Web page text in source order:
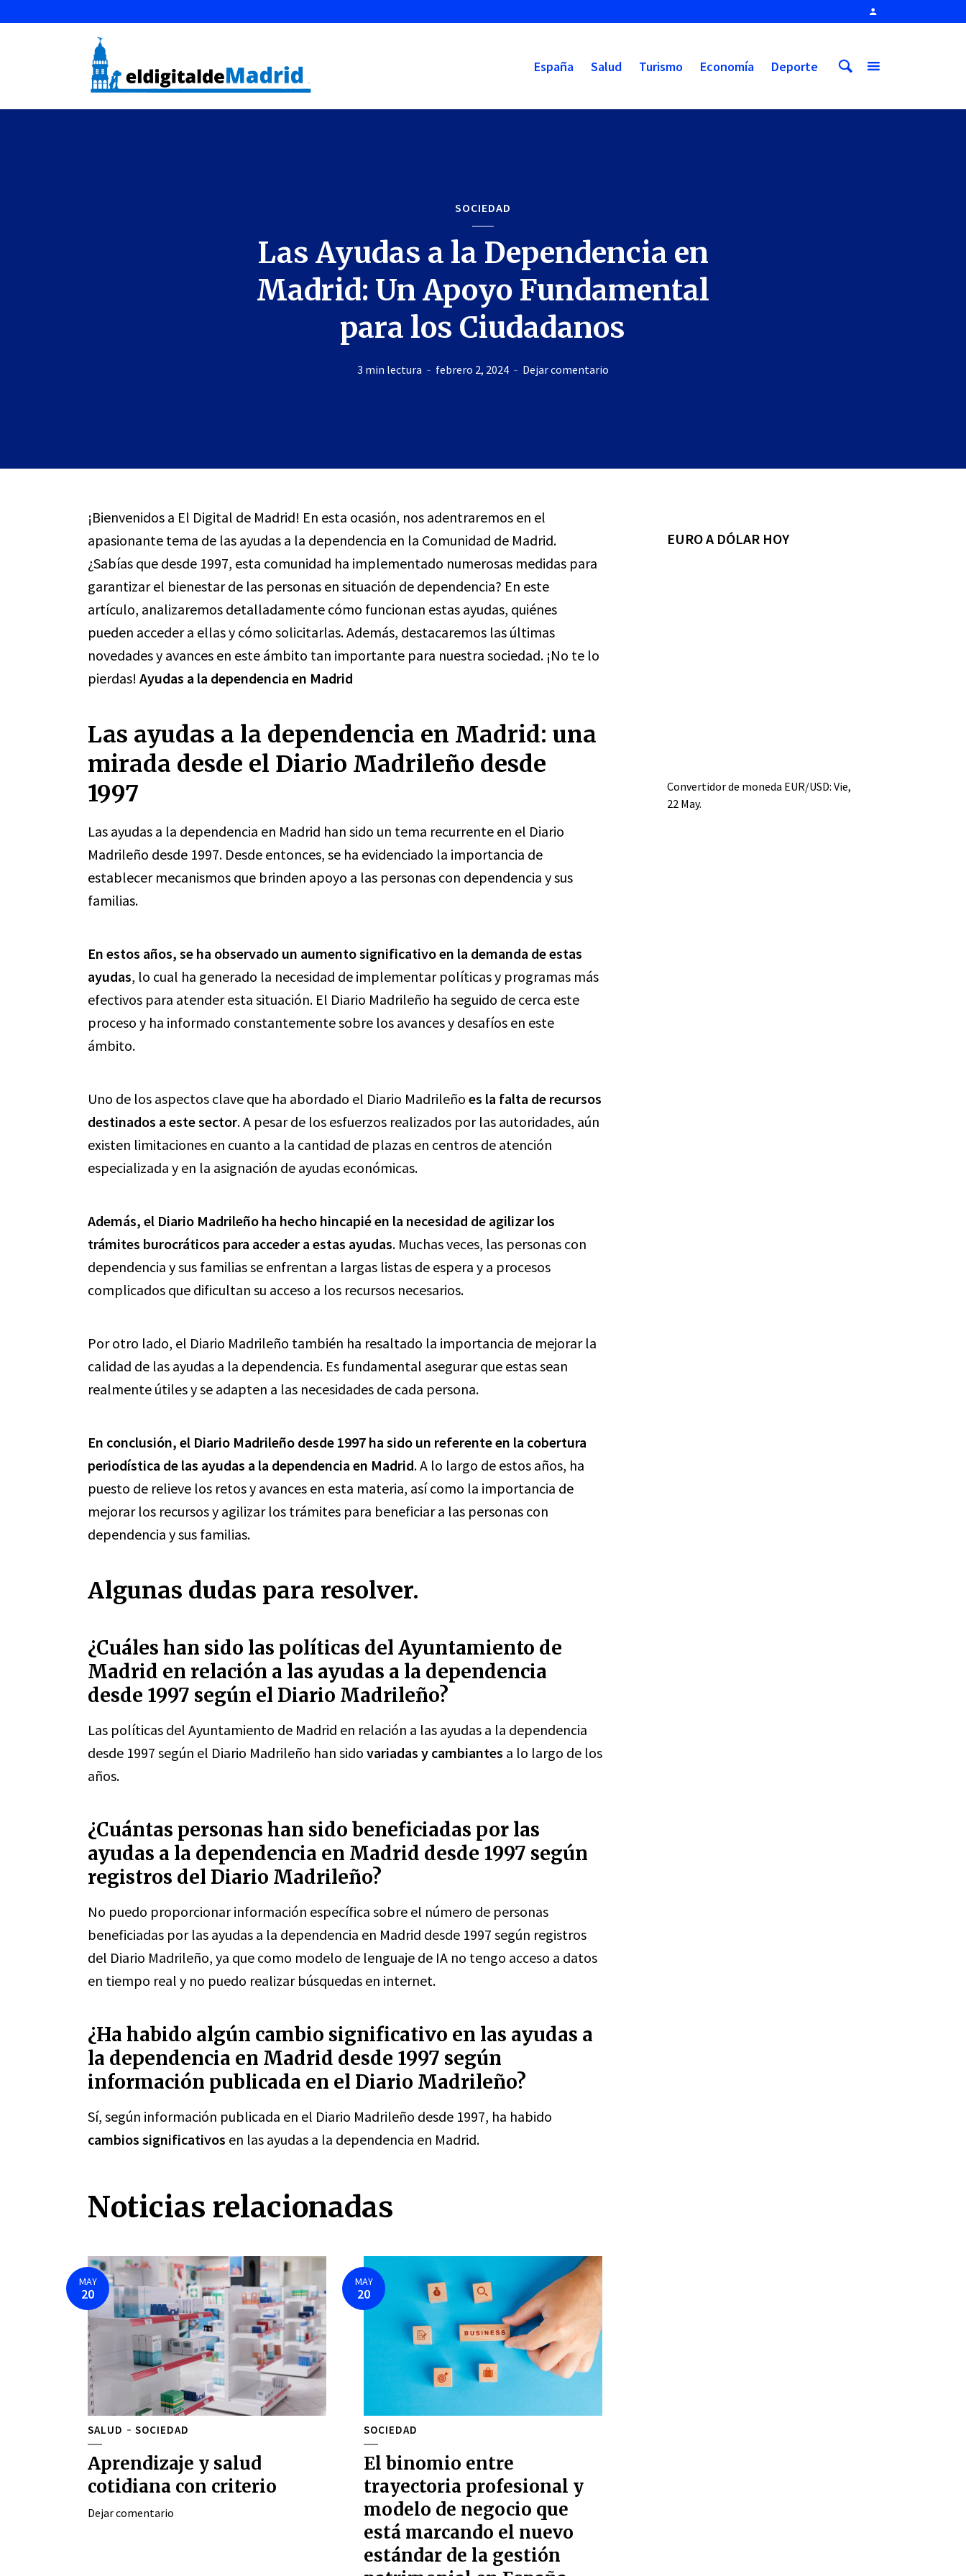
España Salud Turismo Economía Deporte
SOCIEDAD
Las Ayudas a la Dependencia en
Madrid: Un Apoyo Fundamental
para los Ciudadanos
3 min lectura febrero 2, 2024 Dejar comentario
¡Bienvenidos a El Digital de Madrid! En esta ocasión, nos adentraremos en el
apasionante tema de las ayudas a la dependencia en la Comunidad de Madrid.
¿Sabías que desde 1997, esta comunidad ha implementado numerosas medidas para
garantizar el bienestar de las personas en situación de dependencia? En este
artículo, analizaremos detalladamente cómo funcionan estas ayudas, quiénes
pueden acceder a ellas y cómo solicitarlas. Además, destacaremos las últimas
novedades y avances en este ámbito tan importante para nuestra sociedad. ¡No te lo
pierdas! Ayudas a la dependencia en Madrid
Las ayudas a la dependencia en Madrid: una
mirada desde el Diario Madrileño desde
1997
Las ayudas a la dependencia en Madrid han sido un tema recurrente en el Diario
Madrileño desde 1997. Desde entonces, se ha evidenciado la importancia de
establecer mecanismos que brinden apoyo a las personas con dependencia y sus
familias.
En estos años, se ha observado un aumento significativo en la demanda de estas
ayudas, lo cual ha generado la necesidad de implementar políticas y programas más
efectivos para atender esta situación. El Diario Madrileño ha seguido de cerca este
proceso y ha informado constantemente sobre los avances y desafíos en este
ámbito.
Uno de los aspectos clave que ha abordado el Diario Madrileño es la falta de recursos
destinados a este sector. A pesar de los esfuerzos realizados por las autoridades, aún
existen limitaciones en cuanto a la cantidad de plazas en centros de atención
especializada y en la asignación de ayudas económicas.
Además, el Diario Madrileño ha hecho hincapié en la necesidad de agilizar los
trámites burocráticos para acceder a estas ayudas. Muchas veces, las personas con
dependencia y sus familias se enfrentan a largas listas de espera y a procesos
complicados que dificultan su acceso a los recursos necesarios.
Por otro lado, el Diario Madrileño también ha resaltado la importancia de mejorar la
calidad de las ayudas a la dependencia. Es fundamental asegurar que estas sean
realmente útiles y se adapten a las necesidades de cada persona.
En conclusión, el Diario Madrileño desde 1997 ha sido un referente en la cobertura
periodística de las ayudas a la dependencia en Madrid. A lo largo de estos años, ha
puesto de relieve los retos y avances en esta materia, así como la importancia de
mejorar los recursos y agilizar los trámites para beneficiar a las personas con
dependencia y sus familias.
Algunas dudas para resolver.
¿Cuáles han sido las políticas del Ayuntamiento de
Madrid en relación a las ayudas a la dependencia
desde 1997 según el Diario Madrileño?
Las políticas del Ayuntamiento de Madrid en relación a las ayudas a la dependencia
desde 1997 según el Diario Madrileño han sido variadas y cambiantes a lo largo de los
años.
¿Cuántas personas han sido beneficiadas por las
ayudas a la dependencia en Madrid desde 1997 según
registros del Diario Madrileño?
No puedo proporcionar información específica sobre el número de personas
beneficiadas por las ayudas a la dependencia en Madrid desde 1997 según registros
del Diario Madrileño, ya que como modelo de lenguaje de IA no tengo acceso a datos
en tiempo real y no puedo realizar búsquedas en internet.
¿Ha habido algún cambio significativo en las ayudas a
la dependencia en Madrid desde 1997 según
información publicada en el Diario Madrileño?
Sí, según información publicada en el Diario Madrileño desde 1997, ha habido
cambios significativos en las ayudas a la dependencia en Madrid.
Noticias relacionadas
MAY
20
SALUD SOCIEDAD
Aprendizaje y salud
cotidiana con criterio
Dejar comentario
MAY
20
SOCIEDAD
El binomio entre
trayectoria profesional y
modelo de negocio que
está marcando el nuevo
estándar de la gestión
EURO A DÓLAR HOY
Convertidor de moneda EUR/USD: Vie,
22 May.